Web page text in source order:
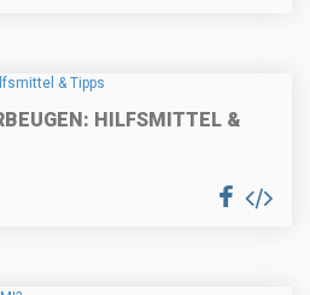
HILFSMITTEL &